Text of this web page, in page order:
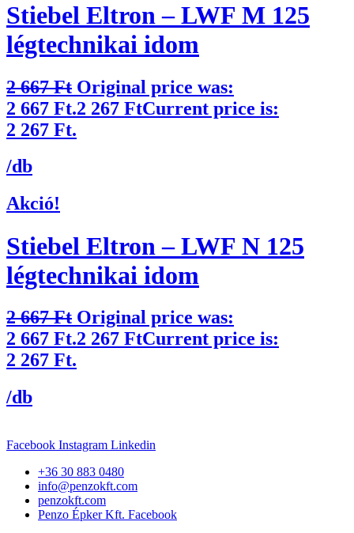
Stiebel Eltron – LWF M 125
légtechnikai idom
2 667Ft Original price was:
2 667 Ft.2 267 FtCurrent price is:
2 267 Ft.
/db
Akció!
Stiebel Eltron – LWF N 125
légtechnikai idom
2 667Ft Original price was:
2 667 Ft.2 267 FtCurrent price is:
2 267 Ft.
/db
Facebook Instagram Linkedin
+36 30 883 0480
info@penzokft.com
penzokft.com
Penzo Épker Kft. Facebook